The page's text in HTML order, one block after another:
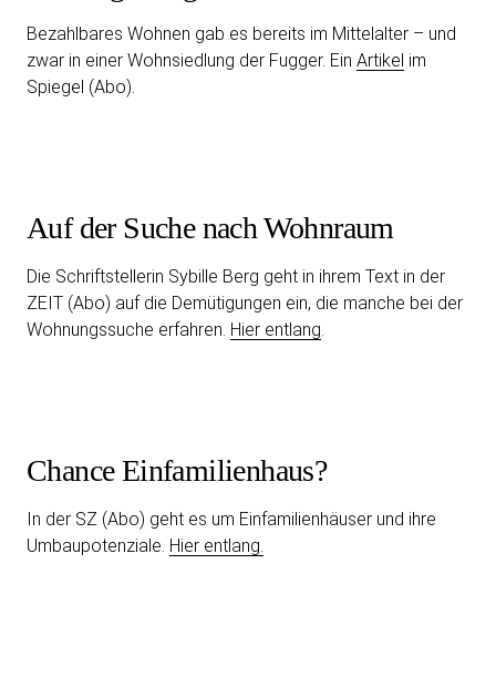
Bezahlbares Wohnen gab es bereits im Mittelalter – und
zwar in einer Wohnsiedlung der Fugger. Ein Artikel im
Spiegel (Abo).
Auf der Suche nach Wohnraum
Die Schriftstellerin Sybille Berg geht in ihrem Text in der
ZEIT (Abo) auf die Demütigungen ein, die manche bei der
Wohnungssuche erfahren. Hier entlang.
Chance Einfamilienhaus?
In der SZ (Abo) geht es um Einfamilienhäuser und ihre
Umbaupotenziale. Hier entlang.